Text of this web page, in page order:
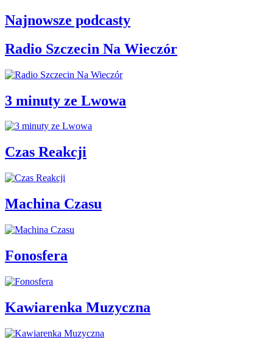
Najnowsze podcasty
Radio Szczecin Na Wieczór
3 minuty ze Lwowa
Czas Reakcji
Machina Czasu
Fonosfera
Kawiarenka Muzyczna